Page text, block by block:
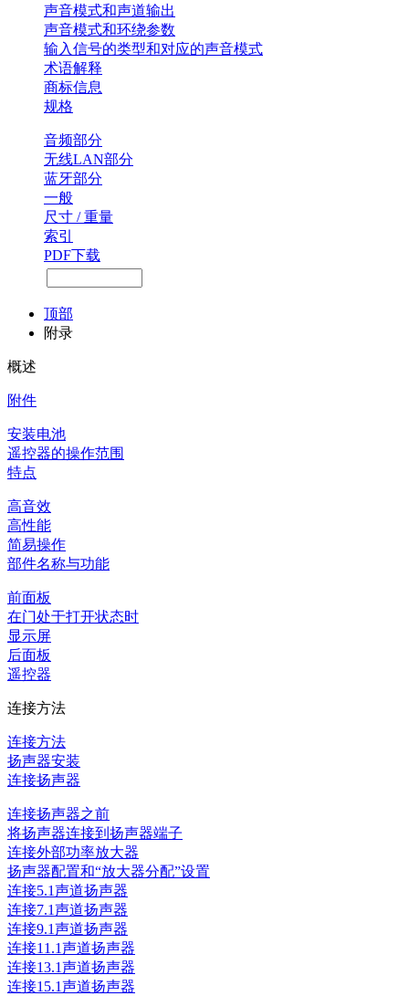
声音模式和声道输出
声音模式和环绕参数
输入信号的类型和对应的声音模式
术语解释
商标信息
规格
音频部分
无线LAN部分
蓝牙部分
一般
尺寸 / 重量
索引
PDF下载
顶部
附录
概述
附件
安装电池
遥控器的操作范围
特点
高音效
高性能
简易操作
部件名称与功能
前面板
在门处于打开状态时
显示屏
后面板
遥控器
连接方法
连接方法
扬声器安装
连接扬声器
连接扬声器之前
将扬声器连接到扬声器端子
连接外部功率放大器
扬声器配置和“放大器分配”设置
连接5.1声道扬声器
连接7.1声道扬声器
连接9.1声道扬声器
连接11.1声道扬声器
连接13.1声道扬声器
连接15.1声道扬声器